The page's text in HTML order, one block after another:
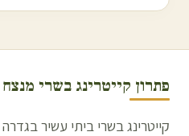
פתרון קייטרינג בשרי
קייטרינג בשרי ביתי עשיר